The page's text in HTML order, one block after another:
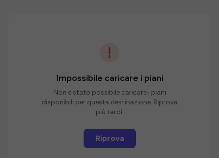
Impossibile caricare i piani
Non è stato possibile caricare i piani
disponibili per questa destinazione. Riprova
più tardi.
Riprova